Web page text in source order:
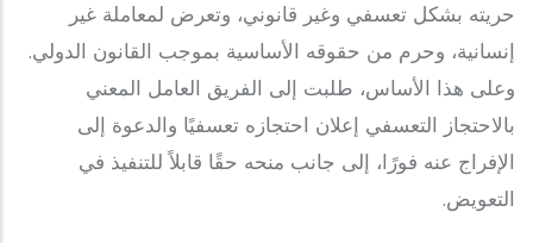
حريته بشكل تعسفي وغير قانوني، وتعرض لمعاملة غير
إنسانية، وحرم من حقوقه الأساسية بموجب القانون الدولي.
وعلى هذا الأساس، طلبت إلى الفريق العامل المعني
بالاحتجاز التعسفي إعلان احتجازه تعسفيًا والدعوة إلى
الإفراج عنه فورًا، إلى جانب منحه حقًا قابلاً للتنفيذ في
التعويض.